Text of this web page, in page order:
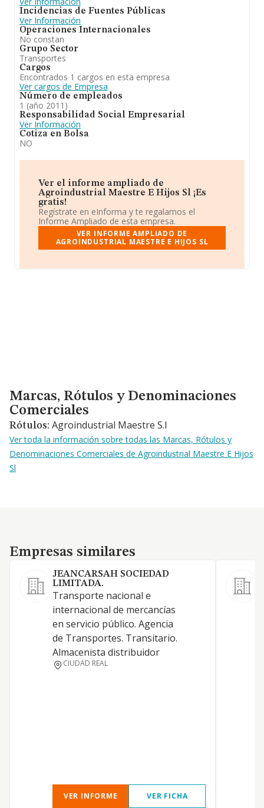
Incidencias de Fuentes Públicas
Ver Información
Operaciones Internacionales
No constan
Grupo Sector
Transportes
Cargos
Encontrados 1 cargos en esta empresa
Ver cargos de Empresa
Número de empleados
1 (año 2011)
Responsabilidad Social Empresarial
Ver Información
Cotiza en Bolsa
NO
Ver el informe ampliado de
Agroindustrial Maestre E Hijos Sl ¡Es
gratis!
Regístrate en eInforma y te regalamos el
Informe Ampliado de esta empresa.
VER INFORME AMPLIADO DE
AGROINDUSTRIAL MAESTRE E HIJOS SL
Marcas, Rótulos y Denominaciones Comerciales
Marcas, Rótulos y Denominaciones
Comerciales
Rótulos: Agroindustrial Maestre S.l
Ver toda la información sobre todas las Marcas, Rótulos y
Denominaciones Comerciales de Agroindustrial Maestre E Hijos
Sl
Empresas similares
Empresas similares
JEANCARSAH SOCIEDAD
LIMITADA.
Transporte nacional e
internacional de mercancías
en servicio público. Agencia
de Transportes. Transitario.
Almacenista distribuidor
CIUDAD REAL
VER INFORME VER FICHA